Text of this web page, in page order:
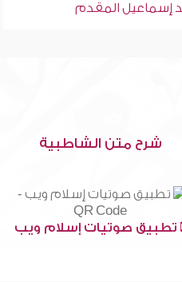
شرح متن الشاطبية
تطبيق صوتيات إسلام ويب